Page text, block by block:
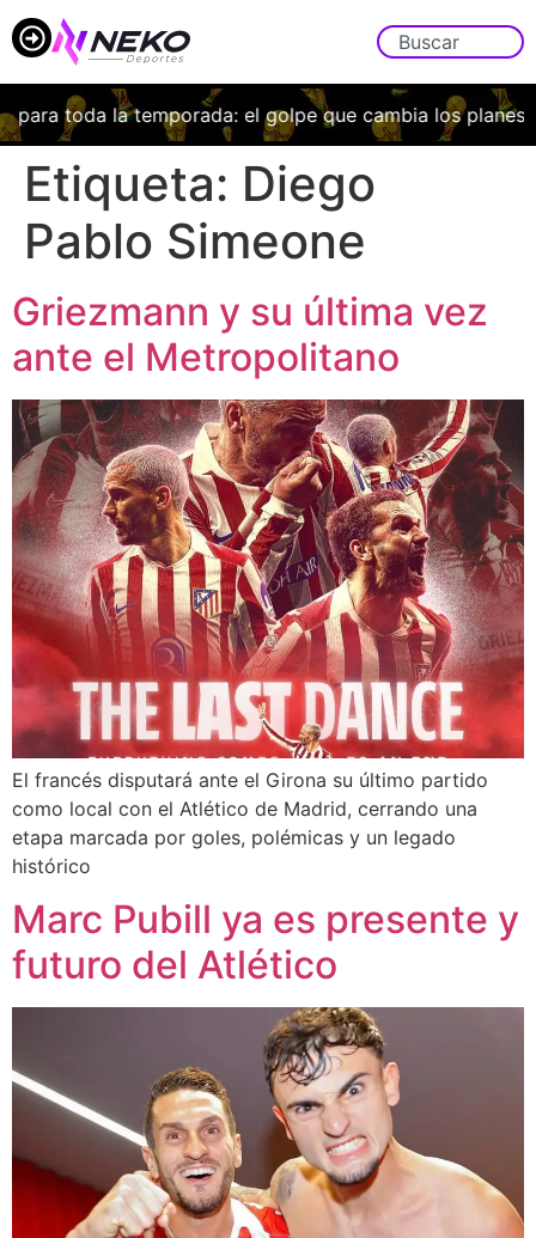
la temporada: el golpe que cambia los planes de
Etiqueta: Diego
Pablo Simeone
Griezmann y su última vez
ante el Metropolitano
El francés disputará ante el Girona su último partido
como local con el Atlético de Madrid, cerrando una
etapa marcada por goles, polémicas y un legado
histórico
Marc Pubill ya es presente y
futuro del Atlético